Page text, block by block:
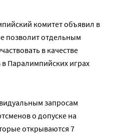
комитет объявил в
позволит отдельным
в качестве
Паралимпийских играх
запросам
о допуске на
открываются 7